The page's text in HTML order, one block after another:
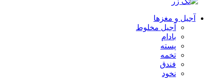
آجیل و مغزها
آجیل مخلوط
بادام
پسته
تخمه
فندق
نخود